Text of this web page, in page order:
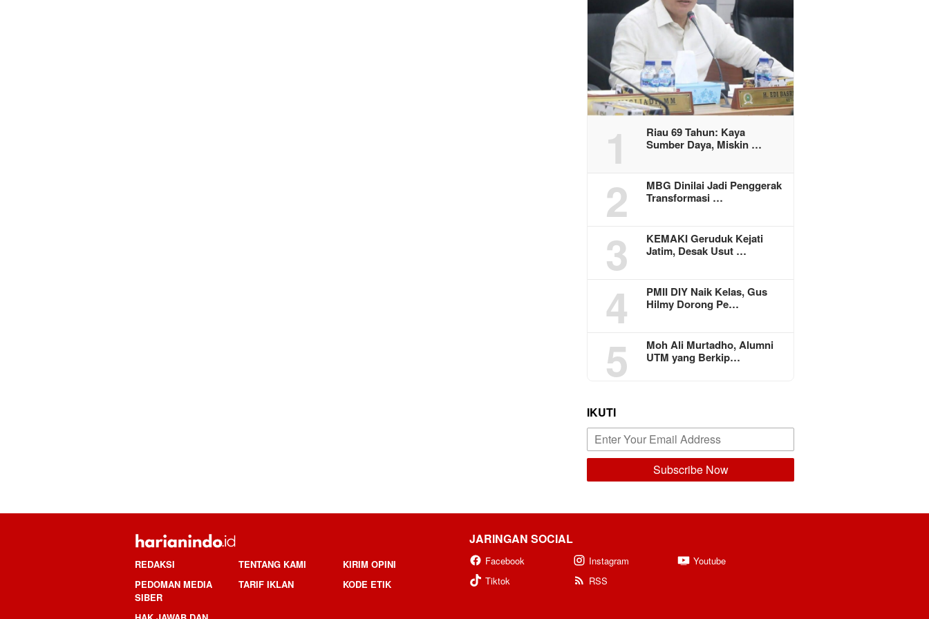
1
Riau 69 Tahun: Kaya
Sumber Daya, Miskin …
2
MBG Dinilai Jadi Penggerak
Transformasi …
3
KEMAKI Geruduk Kejati
Jatim, Desak Usut …
4
PMII DIY Naik Kelas, Gus
Hilmy Dorong Pe…
5
Moh Ali Murtadho, Alumni
UTM yang Berkip…
IKUTI
REDAKSI TENTANG KAMI
KIRIM OPINI
PEDOMAN MEDIA
SIBER
TARIF IKLAN KODE ETIK
JARINGAN SOCIAL
Facebook Instagram
Youtube
Tiktok
RSS